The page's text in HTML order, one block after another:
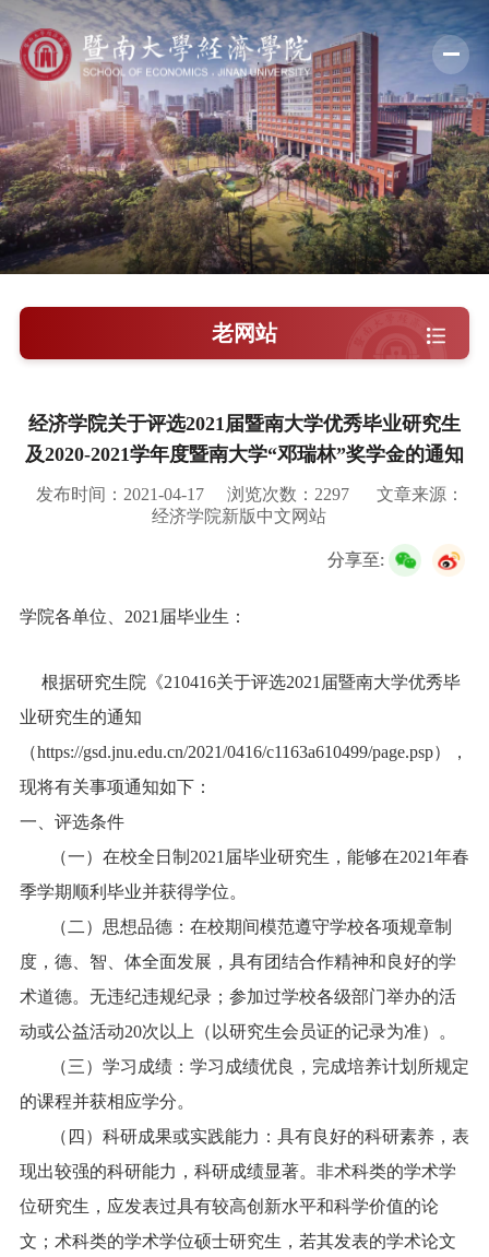
学院概况
新闻中心
师资队伍
科学研究
教学培养
学院党建
人才引进
校友服务
老网站
经济学院关于评选2021届暨南大学优秀毕业研究生
及2020-2021学年度暨南大学“邓瑞林”奖学金的通知
发布时间：2021-04-17 浏览次数： 2297
文章来源：
经济学院新版中文网站
分享至:
学院各单位、 2021 届毕业生：
根据研究生院《210416关于评选2021 届暨南大学优秀毕
业研究生的通知
（https://gsd.jnu.edu.cn/2021/0416/c1163a610499/page.psp），
现将有关事项通知如下：
一、评选条件
（一）在校全日制 2021 届毕业研究生，能够在2021年春
季学期顺利毕业并获得学位。
（二）思想品德：在校期间模范遵守学校各项规章制
度，德、智、体全面发展，具有团结合作精神和良好的学
术道德。无违纪违规纪录；参加过学校各级部门举办的活
动或公益活动20次以上（以研究生会员证的记录为准）。
（三）学习成绩：学习成绩优良，完成培养计划所规定
的课程并获相应学分。
（四）科研成果或实践能力：具有良好的科研素养，表
现出较强的科研能力，科研成绩显著。非术科类的学术学
位研究生，应发表过具有较高创新水平和科学价值的论
文；术科类的学术学位硕士研究生，若其发表的学术论文